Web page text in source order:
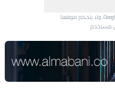
يتم عرض هذا الإعلان بواسطة إعلانات Google، ولا يتحكم موقعنا
مستخدم.